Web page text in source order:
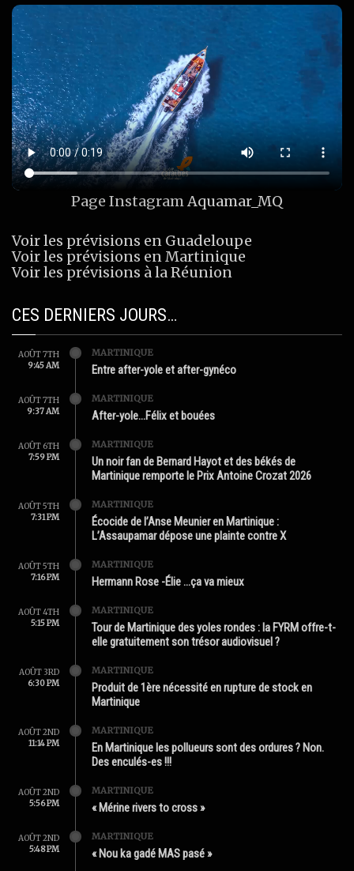
Page InstagramAquamar_MQ
Voir les prévisions en Guadeloupe
Voir les prévisions en Martinique
Voir les prévisions à la Réunion
CES DERNIERS JOURS…
AOÛT 7TH
9:45 AM
MARTINIQUE
Entre after-yole et after-gynéco
AOÛT 7TH
9:37 AM
MARTINIQUE
After-yole…Félix et bouées
AOÛT 6TH
7:59 PM
MARTINIQUE
Un noir fan de Bernard Hayot et des békés de
Martinique remporte le Prix Antoine Crozat 2026
AOÛT 5TH
7:31 PM
MARTINIQUE
Écocide de l’Anse Meunier en Martinique :
L’Assaupamar dépose une plainte contre X
AOÛT 5TH
7:16 PM
MARTINIQUE
Hermann Rose -Élie …ça va mieux
AOÛT 4TH
5:15 PM
MARTINIQUE
Tour de Martinique des yoles rondes : la FYRM offre-t-
elle gratuitement son trésor audiovisuel ?
AOÛT 3RD
6:30 PM
MARTINIQUE
Produit de 1ère nécessité en rupture de stock en
Martinique
AOÛT 2ND
11:14 PM
MARTINIQUE
En Martinique les pollueurs sont des ordures ? Non.
Des enculés-es !!!
AOÛT 2ND
5:56 PM
MARTINIQUE
« Mérine rivers to cross »
AOÛT 2ND
5:48 PM
MARTINIQUE
« Nou ka gadé MAS pasé »